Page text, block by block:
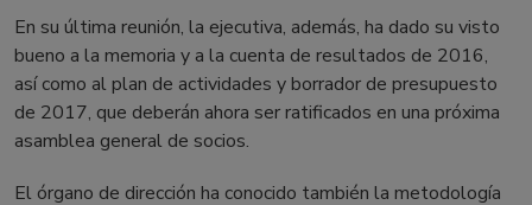
En su última reunión, la ejecutiva, además, ha dado su visto
bueno a la memoria y a la cuenta de resultados de 2016,
así como al plan de actividades y borrador de presupuesto
de 2017, que deberán ahora ser ratificados en una próxima
asamblea general de socios.
El órgano de dirección ha conocido también la metodología